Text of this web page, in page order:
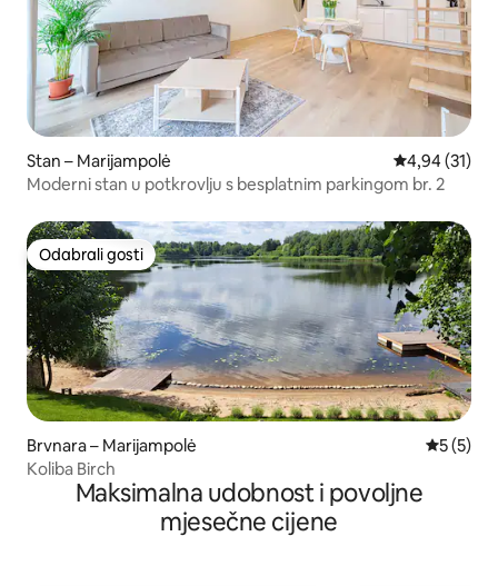
Stan – Marijampolė Prosječna
4,94 (31)
Moderni stan u potkrovlju s besplatnim parkingom br. 2
Odabrali gosti
Odabrali gosti
Brvnara – Marijampolė
5 (5)
Koliba Birch
Maksimalna udobnost i povoljne
mjesečne cijene